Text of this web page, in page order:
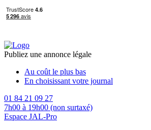
Publiez une annonce légale
Au coût le plus bas
En choisissant votre journal
01 84 21 09 27
7h00 à 19h00 (non surtaxé)
Espace JAL-Pro